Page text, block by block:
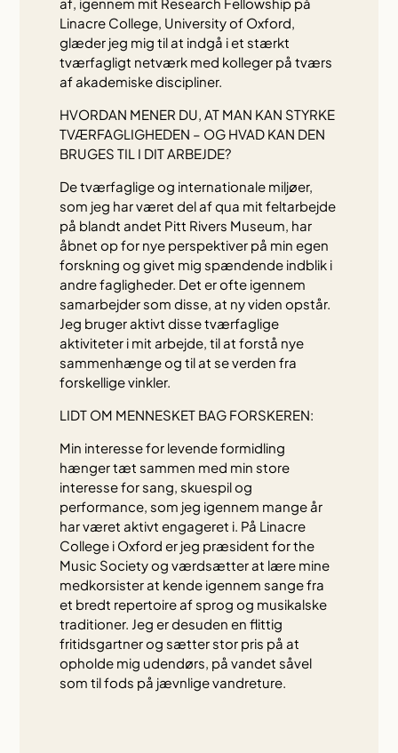
Linacre College, University of Oxford,
glæder jeg mig til at indgå i et stærkt
tværfagligt netværk med kolleger på tværs
af akademiske discipliner.
HVORDAN MENER DU, AT MAN KAN STYRKE
TVÆRFAGLIGHEDEN – OG HVAD KAN DEN
BRUGES TIL I DIT ARBEJDE?
De tværfaglige og internationale miljøer,
som jeg har været del af qua mit feltarbejde
på blandt andet Pitt Rivers Museum, har
åbnet op for nye perspektiver på min egen
forskning og givet mig spændende indblik i
andre fagligheder. Det er ofte igennem
samarbejder som disse, at ny viden opstår.
Jeg bruger aktivt disse tværfaglige
aktiviteter i mit arbejde, til at forstå nye
sammenhænge og til at se verden fra
forskellige vinkler.
LIDT OM MENNESKET BAG FORSKEREN:
Min interesse for levende formidling
hænger tæt sammen med min store
interesse for sang, skuespil og
performance, som jeg igennem mange år
har været aktivt engageret i. På Linacre
College i Oxford er jeg præsident for the
Music Society og værdsætter at lære mine
medkorsister at kende igennem sange fra
et bredt repertoire af sprog og musikalske
traditioner. Jeg er desuden en flittig
fritidsgartner og sætter stor pris på at
opholde mig udendørs, på vandet såvel
som til fods på jævnlige vandreture.